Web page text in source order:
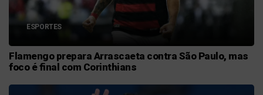
ESPORTES
Flamengo prepara Arrascaeta contra São Paulo, mas
foco é final com Corinthians